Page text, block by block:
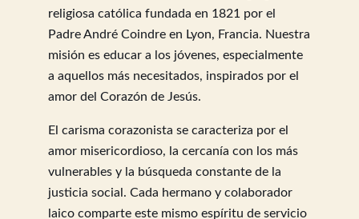
religiosa católica fundada en 1821 por el
Padre André Coindre en Lyon, Francia. Nuestra
misión es educar a los jóvenes, especialmente
a aquellos más necesitados, inspirados por el
amor del Corazón de Jesús.
El carisma corazonista se caracteriza por el
amor misericordioso, la cercanía con los más
vulnerables y la búsqueda constante de la
justicia social. Cada hermano y colaborador
laico comparte este mismo espíritu de servicio